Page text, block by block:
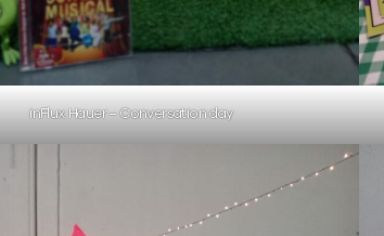
inFlux Hauer – Conversation day